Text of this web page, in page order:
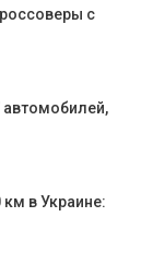
с
автомобилей,
км в Украине: